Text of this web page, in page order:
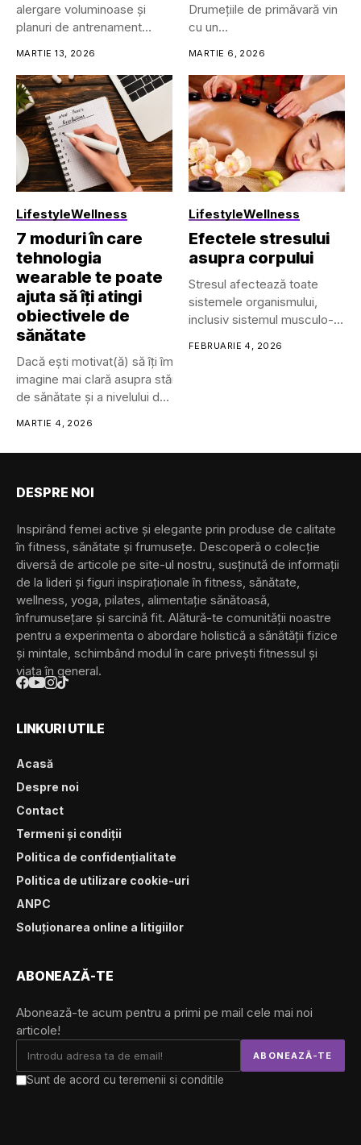
alergare voluminoase și
planuri de antrenament
MARTIE 13, 2026
Drumețiile de primăvară vin
cu un
varia mult pe parcursul zilei.
Nu este deloc neobișnuit să
amiezii. Această fluctuație a
de elemente.
În acest ghid, îți prezentăm
ca să profiți la maximum
de experiența în natură,
pot...
MARTIE 6, 2026
LifestyleWellness
7 moduri în care
tehnologia
wearable te poate
ajuta să îți atingi
obiectivele de
sănătate
Dacă ești motivat(ă) să îți îmbunătățești sănătatea,
imagine mai clară asupra stării tale
de sănătate și a nivelului de
Trackerele de sănătate și fitness
pot avea mai multe forme, inclusiv:
on)
• Ochelari și lentile de
contact inteligente
• Căști/headset-uri...
MARTIE 4, 2026
LifestyleWellness
Efectele stresului
asupra corpului
Stresul afectează toate
sistemele organismului,
inclusiv sistemul musculo-
cardiovascular, endocrin,
FEBRUARIE 4, 2026
DESPRE NOI
Inspirând femei active și elegante prin produse de calitate
în fitness, sănătate și frumusețe. Descoperă o colecție
diversă de articole pe site-ul nostru, susținută de informații
de la lideri și figuri inspiraționale în fitness, sănătate,
wellness, yoga, pilates, alimentație sănătoasă,
înfrumusețare și sarcină fit. Alătură-te comunității noastre
pentru a experimenta o abordare holistică a sănătății fizice
și mintale, schimbând modul în care privești fitnessul și
viața în general.
LINKURI UTILE
Acasă
Despre noi
Contact
Termeni și condiții
Politica de confidențialitate
Politica de utilizare cookie-uri
ANPC
Soluționarea online a litigiilor
ABONEAZĂ-TE
Abonează-te acum pentru a primi pe mail cele mai noi
articole!
Sunt de acord cu teremenii si conditile